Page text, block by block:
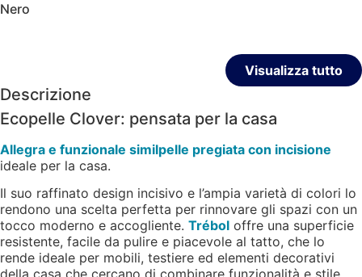
Nero
Visualizza tutto
Descrizione
Ecopelle Clover: pensata per la casa
Allegra e funzionale similpelle pregiata con incisione
ideale per la casa.
Il suo raffinato design incisivo e l’ampia varietà di colori lo
rendono una scelta perfetta per rinnovare gli spazi con un
tocco moderno e accogliente. Trébol offre una superficie
resistente, facile da pulire e piacevole al tatto, che lo
rende ideale per mobili, testiere ed elementi decorativi